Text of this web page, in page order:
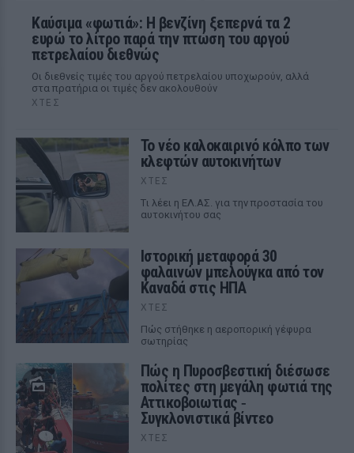
Καύσιμα «φωτιά»: Η βενζίνη ξεπερνά τα 2
ευρώ το λίτρο παρά την πτώση του αργού
πετρελαίου διεθνώς
Οι διεθνείς τιμές του αργού πετρελαίου υποχωρούν, αλλά
στα πρατήρια οι τιμές δεν ακολουθούν
ΧΤΕΣ
Το νέο καλοκαιρινό κόλπο των
κλεφτών αυτοκινήτων
ΧΤΕΣ
Tι λέει η ΕΛ.ΑΣ. για την προστασία του
αυτοκινήτου σας
Ιστορική μεταφορά 30
φαλαινών μπελούγκα από τον
Καναδά στις ΗΠΑ
ΧΤΕΣ
Πώς στήθηκε η αεροπορική γέφυρα
σωτηρίας
Πώς η Πυροσβεστική διέσωσε
πολίτες στη μεγάλη φωτιά της
Αττικοβοιωτίας ‑
Συγκλονιστικά βίντεο
ΧΤΕΣ